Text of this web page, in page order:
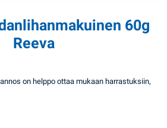
60g
Reeva
on helppo ottaa mukaan harrastuksiin,